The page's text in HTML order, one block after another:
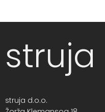
struja
struja d.o.o.